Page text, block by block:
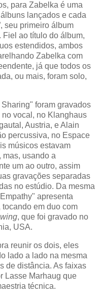
para Zabelka é uma
lançados e cada
seu primeiro álbum
Fiel ao título do álbum,
estendidos, ambos
Zabelka com
já que todos os
ou mais, foram solo,
foram gravados
vocal, no Klanghaus
Austria, e Alain
percussiva, no Espace
músicos estavam
mas, usando a
um ao outro, assim
gravações separadas
no estúdio. Da mesma
apresenta
em duo com
, que foi gravado no
USA.
reunir os dois, eles
lado a lado na mesma
de distância. As faixas
Lasse Marhaug que
técnica.